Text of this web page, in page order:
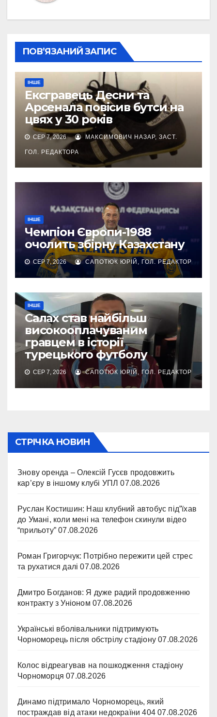
ПОВ’ЯЗАНИЙ ЗАПИС
ІНШЕ
Ексгравець Десни та
Арсенала повісив бутси на
цвях у 30 років
СЕР 7, 2026 МАКСИМОВИЧ НАЗАР, ЗАСТ.
ГОЛ. РЕДАКТОРА
ІНШЕ
Чемпіон Європи-1988
очолить збірну Казахстану
СЕР 7, 2026 САПОТЮК ЮРІЙ, ГОЛ. РЕДАКТОР
ІНШЕ
Салах став найбільш
високооплачуваним
гравцем в історії
турецького футболу
СЕР 7, 2026 САПОТЮК ЮРІЙ, ГОЛ. РЕДАКТОР
СТРІЧКА НОВИН
Знову оренда – Олексій Гусєв продовжить
кар’єру в іншому клубі УПЛ 07.08.2026
Руслан Костишин: Наш клубний автобус під”їхав
до Умані, коли мені на телефон скинули відео
“прильоту” 07.08.2026
Роман Григорчук: Потрібно пережити цей стрес
та рухатися далі 07.08.2026
Дмитро Богданов: Я дуже радий продовженню
контракту з Уніоном 07.08.2026
Українські вболівальники підтримують
Чорноморець після обстрілу стадіону 07.08.2026
Колос відреагував на пошкодження стадіону
Чорноморця 07.08.2026
Динамо підтримало Чорноморець, який
постраждав від атаки недокраїни 404 07.08.2026